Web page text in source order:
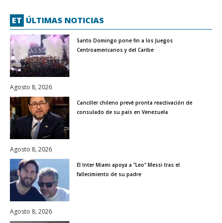
ET ÚLTIMAS NOTICIAS
Santo Domingo pone fin a los Juegos
Centroamericanos y del Caribe
Agosto 8, 2026
Canciller chileno prevé pronta reactivación de
consulado de su país en Venezuela
Agosto 8, 2026
El Inter Miami apoya a "Leo" Messi tras el
fallecimiento de su padre
Agosto 8, 2026